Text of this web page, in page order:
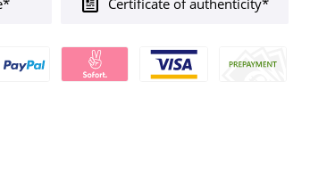
Certificate of authenticity*